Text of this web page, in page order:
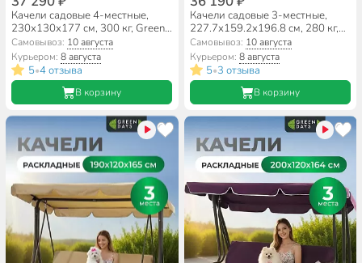
Качели садовые 4-местные,
230х130х177 см, 300 кг, Green
Days, раскладываются в
кровать, бежевые, полосы,
YTSW278, металл
Самовывоз: 10 августа
Курьером:8 августа
5•4 отзыва
В корзину
Качели садовые 3-местные,
227.7х159.2х196.8 см, 280 кг,
Элит Моника, подушка, с 1285,
металл
Самовывоз: 10 августа
Курьером: 8 августа
5•3 отзыва
В корзину